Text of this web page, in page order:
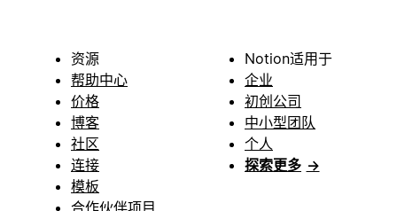
资源
帮助中心
价格
博客
社区
连接
模板
合作伙伴项目
Notion适用于
企业
初创公司
中小型团队
个人
探索更多 →